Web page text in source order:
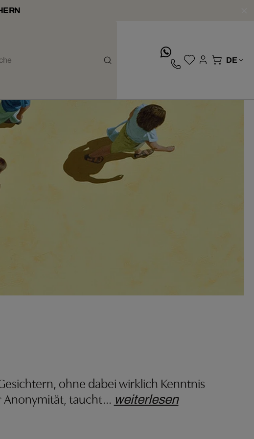
ohne dabei wirklich Kenntnis
Anonymität, taucht… weiterlesen